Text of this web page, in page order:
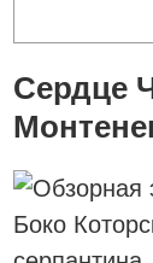
Сердце